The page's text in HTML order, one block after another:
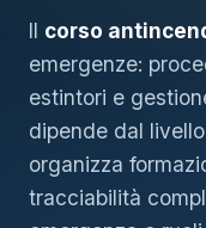
Il corso
emergenze:
estintori e
dipende dal
organizza
tracciabilità